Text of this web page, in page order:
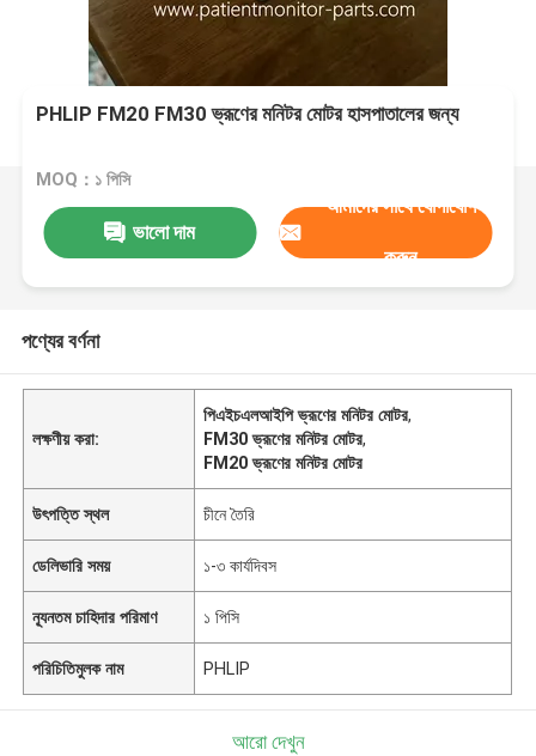
PHLIP FM20 FM30 ভ্রূণের মনিটর মোটর হাসপাতালের জন্য
MOQ：১ পিসি
ভালো দাম
আমাদের সাথে যোগাযোগ
করুন
পণ্যের বর্ণনা
লক্ষণীয় করা:
পিএইচএলআইপি ভ্রূণের মনিটর মোটর,
FM30 ভ্রূণের মনিটর মোটর,
FM20 ভ্রূণের মনিটর মোটর
উৎপত্তি স্থল চীনে তৈরি
ডেলিভারি সময় ১-৩ কার্যদিবস
ন্যূনতম চাহিদার পরিমাণ ১ পিসি
পরিচিতিমুলক নাম PHLIP
আরো দেখুন